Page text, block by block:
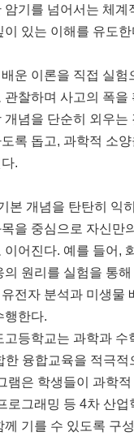
암기를 넘어서는 체계
이 있는 이해를 유도한
운 이론을 직접 실험
관찰하며 사고의 폭을
념을 단순히 외우는
록 돕고, 과학적 소양
.
본 개념을 탄탄히 익
을 중심으로 자신만
어진다. 예를 들어,
의 원리를 실험을 통
전자 분석과 미생물
행한다.
고등학교는 과학과 수
한 융합교육을 적극적
램은 학생들이 과학
로그래밍 등 4차 산업
께 기를 수 있도록 구